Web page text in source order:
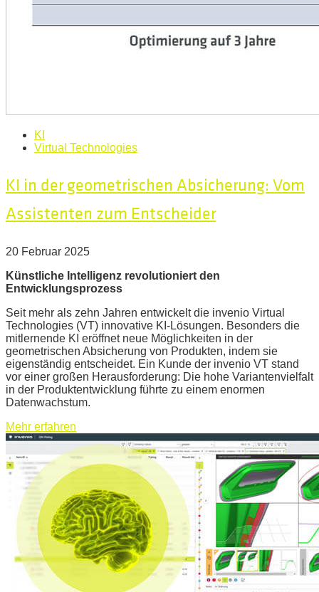
KI
Virtual Technologies
KI in der geometrischen Absicherung: Vom
Assistenten zum Entscheider
20 Februar 2025
Künstliche Intelligenz revolutioniert den
Entwicklungsprozess
Seit mehr als zehn Jahren entwickelt die invenio Virtual
Technologies (VT) innovative KI-Lösungen. Besonders die
mitlernende KI eröffnet neue Möglichkeiten in der
geometrischen Absicherung von Produkten, indem sie
eigenständig entscheidet. Ein Kunde der invenio VT stand
vor einer großen Herausforderung: Die hohe Variantenvielfalt
in der Produktentwicklung führte zu einem enormen
Datenwachstum.
Mehr erfahren